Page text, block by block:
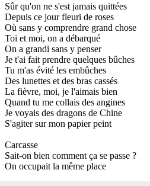
Sûr qu'on ne s'est jamais quittées
Depuis ce jour fleuri de roses
Où sans y comprendre grand chose
Toi et moi, on a débarqué
On a grandi sans y penser
Je t'ai fait prendre quelques bûches
Tu m'as évité les embûches
Des lunettes et des bras cassés
La fièvre, moi, je l'aimais bien
Quand tu me collais des angines
Je voyais des dragons de Chine
S'agiter sur mon papier peint
Carcasse
Sait-on bien comment ça se passe ?
On occupait la même place